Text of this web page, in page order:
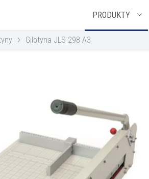
PRODUKTY
› Gilotyna JLS 298 A3